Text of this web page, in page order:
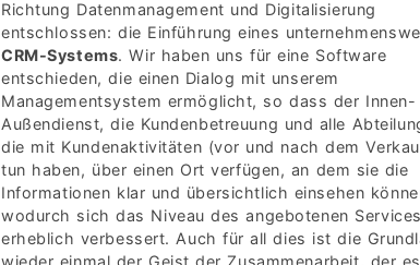
Richtung Datenmanagement und Digitalisierung
entschlossen: die Einführung eines
CRM-Systems. Wir haben uns für eine Software
entschieden, die einen Dialog mit unserem
Managementsystem ermöglicht, so dass der Innen-
Außendienst, die Kundenbetreuung und alle
die mit Kundenaktivitäten (vor und nach dem
tun haben, über einen Ort verfügen, an dem sie die
Informationen klar und übersichtlich einsehen
wodurch sich das Niveau des angebotenen Services
erheblich verbessert. Auch für all dies ist die
wieder einmal der Geist der Zusammenarbeit, der